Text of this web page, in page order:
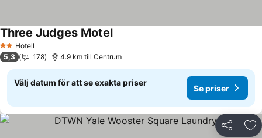
2 Stjärnor
Hotell
Three Judges MotelSe priser
5,3 178 4.9 km till Centrum
Välj datum för att se exakta priser
Se priser
Dela